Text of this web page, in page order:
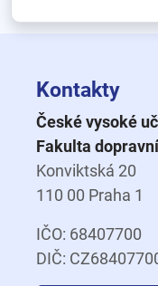
Kontakty
České vysoké
Fakulta dopravní
Konviktská 20
110 00 Praha 1
IČO: 68407700
DIČ: